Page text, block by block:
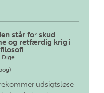
står for skud
og retfærdig krig i
Dige
udsigtsløse